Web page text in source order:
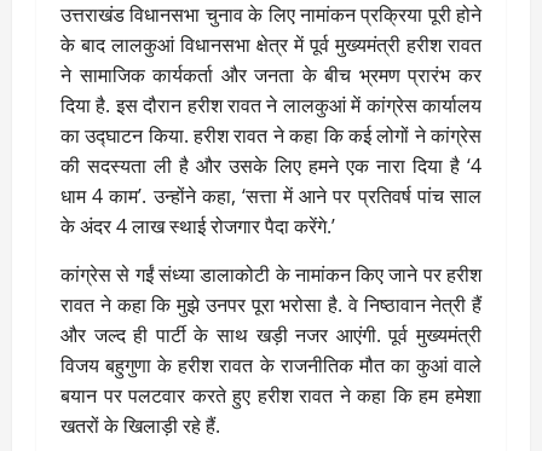
उत्तराखंड विधानसभा चुनाव के लिए नामांकन प्रक्रिया पूरी होने
के बाद लालकुआं विधानसभा क्षेत्र में पूर्व मुख्यमंत्री हरीश रावत
ने सामाजिक कार्यकर्ता और जनता के बीच भ्रमण प्रारंभ कर
दिया है. इस दौरान हरीश रावत ने लालकुआं में कांग्रेस कार्यालय
का उद्घाटन किया. हरीश रावत ने कहा कि कई लोगों ने कांग्रेस
की सदस्यता ली है और उसके लिए हमने एक नारा दिया है ‘4
धाम 4 काम’. उन्होंने कहा, ‘सत्ता में आने पर प्रतिवर्ष पांच साल
के अंदर 4 लाख स्थाई रोजगार पैदा करेंगे.’
कांग्रेस से गईं संध्या डालाकोटी के नामांकन किए जाने पर हरीश
रावत ने कहा कि मुझे उनपर पूरा भरोसा है. वे निष्ठावान नेत्री हैं
और जल्द ही पार्टी के साथ खड़ी नजर आएंगी. पूर्व मुख्यमंत्री
विजय बहुगुणा के हरीश रावत के राजनीतिक मौत का कुआं वाले
बयान पर पलटवार करते हुए हरीश रावत ने कहा कि हम हमेशा
खतरों के खिलाड़ी रहे हैं.